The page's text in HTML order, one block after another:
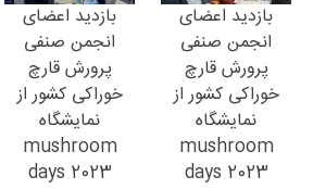
بازدید اعضای
انجمن صنفی
پرورش قارچ
خوراکی کشور از
نمایشگاه
mushroom
days 2023
بازدید اعضای
انجمن صنفی
پرورش قارچ
خوراکی کشور از
نمایشگاه
mushroom
days 2023